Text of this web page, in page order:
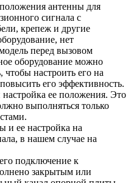
антенны для
сигнала с
крепеж и другие
нет
перед вызовом
оборудование можно
настроить его на
его эффективность.
ее положения. Это
выполняться только
и ее настройка на
в нашем случае на
подключение к
закрытым или